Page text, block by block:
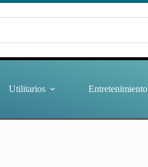
Utilitarios Entretenimiento